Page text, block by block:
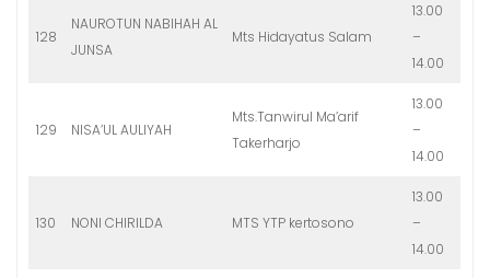
128
NAUROTUN NABIHAH AL
JUNSA
Mts Hidayatus Salam
13.00
–
14.00
129 NISA’UL AULIYAH
Mts.Tanwirul Ma’arif
Takerharjo
13.00
–
14.00
130 NONI CHIRILDA MTS YTP kertosono
13.00
–
14.00